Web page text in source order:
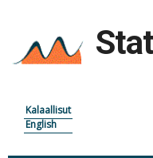
Kalaallisut
English